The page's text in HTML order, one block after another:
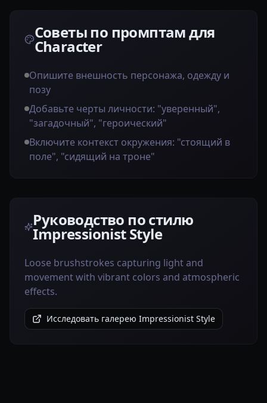
Советы по промптам для
Character
Опишите внешность персонажа, одежду и
позу
Добавьте черты личности: "уверенный",
"загадочный", "героический"
Включите контекст окружения: "стоящий в
поле", "сидящий на троне"
Руководство по стилю
Impressionist Style
Loose brushstrokes capturing light and
movement with vibrant colors and atmospheric
effects.
Исследовать галерею Impressionist Style